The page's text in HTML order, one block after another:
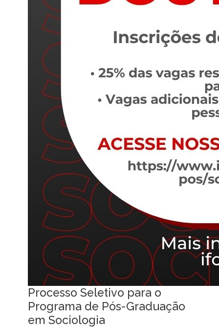
Processo Seletivo para o
Programa de Pós-Graduação
em Sociologia